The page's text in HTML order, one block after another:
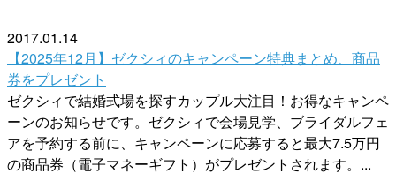
2017.01.14
【2025年12月】ゼクシィのキャンペーン特典まとめ、商品
券をプレゼント
ゼクシィで結婚式場を探すカップル大注目！お得なキャンペ
ーンのお知らせです。ゼクシィで会場見学、ブライダルフェ
アを予約する前に、キャンペーンに応募すると最大7.5万円
の商品券（電子マネーギフト）がプレゼントされます。...